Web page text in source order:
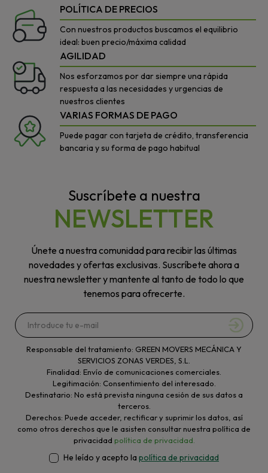
POLÍTICA DE PRECIOS
Con nuestros productos buscamos el equilibrio
ideal: buen precio/máxima calidad
AGILIDAD
Nos esforzamos por dar siempre una rápida
respuesta a las necesidades y urgencias de
nuestros clientes
VARIAS FORMAS DE PAGO
Puede pagar con tarjeta de crédito, transferencia
bancaria y su forma de pago habitual
Suscríbete a nuestra
NEWSLETTER
Únete a nuestra comunidad para recibir las últimas
novedades y ofertas exclusivas. Suscríbete ahora a
nuestra newsletter y mantente al tanto de todo lo que
tenemos para ofrecerte.
Responsable del tratamiento: GREEN MOVERS MECÁNICA Y
SERVICIOS ZONAS VERDES, S.L.
Finalidad: Envío de comunicaciones comerciales.
Legitimación: Consentimiento del interesado.
Destinatario: No está prevista ninguna cesión de sus datos a
terceros.
Derechos: Puede acceder, rectificar y suprimir los datos, así
como otros derechos que le asisten consultar nuestra política de
privacidad política de privacidad.
He leído y acepto la política de privacidad